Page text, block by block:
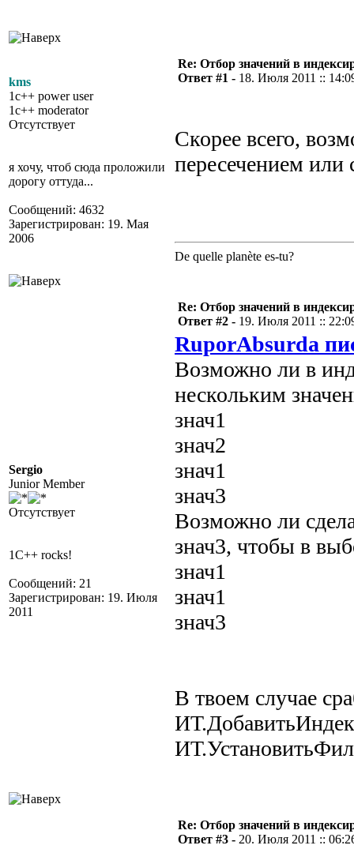
kms
1c++ power user
1c++ moderator
Отсутствует
я хочу, чтоб сюда проложили
дорогу оттуда...
Сообщений: 4632
Зарегистрирован: 19. Мая
2006
Re: Отбор значений в
Ответ #1 - 18. Июля 2011 ::
Скорее всего,
пересечением или
De quelle planète es-tu?
Sergio
Junior Member
Отсутствует
1C++ rocks!
Сообщений: 21
Зарегистрирован: 19. Июля
2011
Re: Отбор значений в
Ответ #2 - 19. Июля 2011 ::
RuporAbsurda
Возможно ли в
нескольким
знач1
знач2
знач1
знач3
Возможно ли
знач3, чтобы в
знач1
знач1
знач3
В твоем случае
Re: Отбор значений в
Ответ #3 - 20. Июля 2011 ::